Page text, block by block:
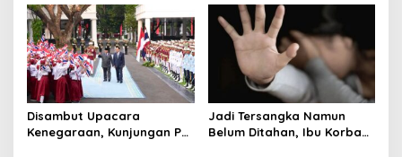
Selamat Ulang Tahun ke
Raja Thailand
hingga Ekonomi Digital
Disambut Upacara
Kenegaraan, Kunjungan PM
Jadi Tersangka Namun
Belum Ditahan, Ibu Korban